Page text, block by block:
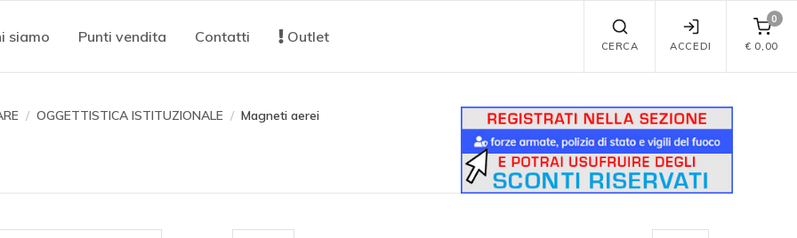
siamo Punti vendita Contatti Outlet
CERCA ACCEDI
0
€ 0,00
OGGETTISTICA ISTITUZIONALE Magneti aerei